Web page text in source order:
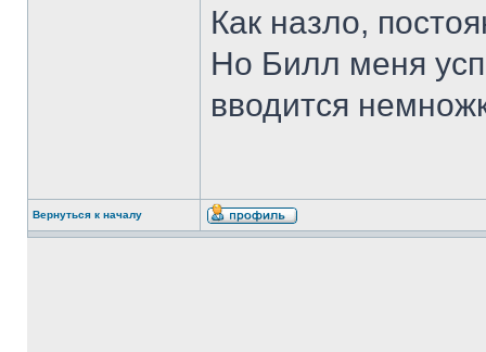
Как назло,
Но Билл меня
вводится
Вернуться к началу